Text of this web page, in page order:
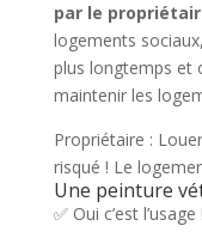
par le
logements
plus longtemps et
maintenir les
Propriétaire :
risqué ! Le
Une peinture
✅ Oui c’est